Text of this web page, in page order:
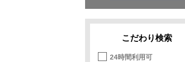
こだわり検索
24時間利用可